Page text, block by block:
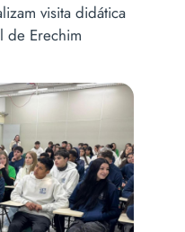
visita didática
de Erechim